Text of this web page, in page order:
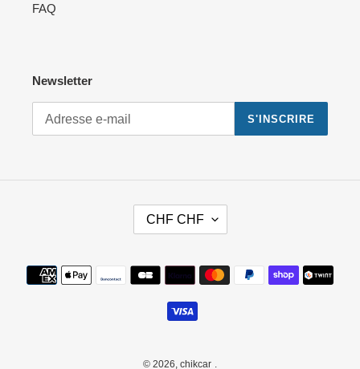
FAQ
Newsletter
S'INSCRIRE
I
S
CHF CHF
Moyens
de
paiement
© 2026, chikcar .